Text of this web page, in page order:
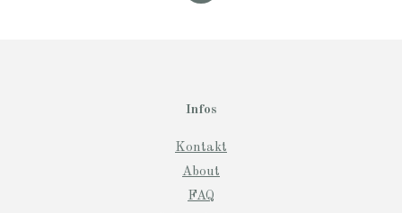
n
a
Infos
Kontakt
About
FAQ